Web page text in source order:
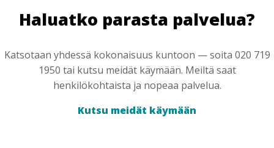
Haluatko parasta palvelua?
Katsotaan yhdessä kokonaisuus kuntoon — soita 020 719
1950 tai kutsu meidät käymään. Meiltä saat
henkilökohtaista ja nopeaa palvelua.
Kutsu meidät käymään